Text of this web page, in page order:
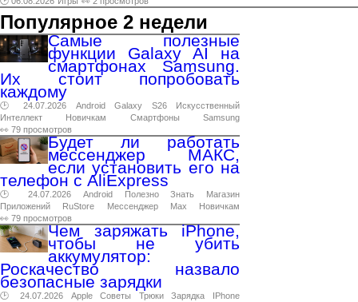
Популярное 2 недели
Самые полезные
функции Galaxy AI на
смартфонах Samsung.
Их стоит попробовать
каждому
🕑 24.07.2026 Android Galaxy S26
Искусственный
Интеллект
Новичкам Смартфоны
Samsung
👀 79 просмотров
Будет ли работать
мессенджер МАКС,
если установить его на
телефон с AliExpress
🕑 24.07.2026 Android Полезно Знать
Магазин
Приложений
RuStore Мессенджер Max
Новичкам
👀 79 просмотров
Чем заряжать iPhone,
чтобы не убить
аккумулятор:
Роскачество назвало
безопасные зарядки
🕑 24.07.2026 Apple Советы Трюки Зарядка
IPhone